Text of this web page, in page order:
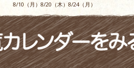
8/10（月）8/20（木）8/24（月）